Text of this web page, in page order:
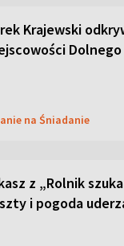
Krajewski
Dolnego
na Śniadanie
z „Rolnik
i pogoda